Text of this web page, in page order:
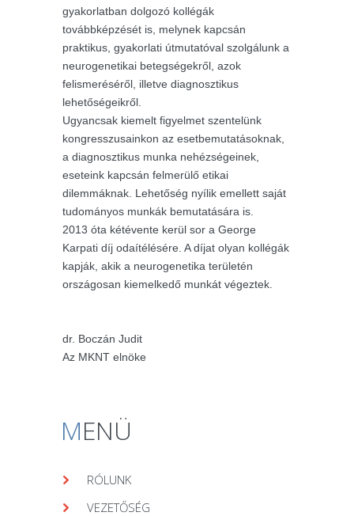
gyakorlatban dolgozó kollégák
továbbképzését is, melynek kapcsán
praktikus, gyakorlati útmutatóval szolgálunk a
neurogenetikai betegségekről, azok
felismeréséről, illetve diagnosztikus
lehetőségeikről.
Ugyancsak kiemelt figyelmet szentelünk
kongresszusainkon az esetbemutatásoknak,
a diagnosztikus munka nehézségeinek,
eseteink kapcsán felmerülő etikai
dilemmáknak. Lehetőség nyílik emellett saját
tudományos munkák bemutatására is.
2013 óta kétévente kerül sor a George
Karpati díj odaítélésére. A díjat olyan kollégák
kapják, akik a neurogenetika területén
országosan kiemelkedő munkát végeztek.
dr. Boczán Judit
Az MKNT elnöke
MENÜ
RÓLUNK
VEZETŐSÉG